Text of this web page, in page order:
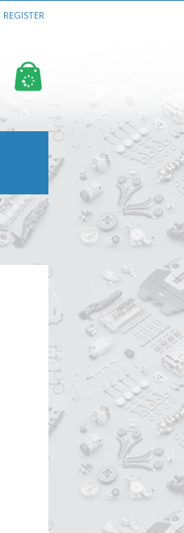
REGISTER